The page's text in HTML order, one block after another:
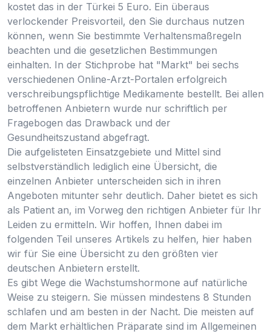
kostet das in der Türkei 5 Euro. Ein überaus
verlockender Preisvorteil, den Sie durchaus nutzen
können, wenn Sie bestimmte Verhaltensmaßregeln
beachten und die gesetzlichen Bestimmungen
einhalten. In der Stichprobe hat "Markt" bei sechs
verschiedenen Online-Arzt-Portalen erfolgreich
verschreibungspflichtige Medikamente bestellt. Bei allen
betroffenen Anbietern wurde nur schriftlich per
Fragebogen das Drawback und der
Gesundheitszustand abgefragt.
Die aufgelisteten Einsatzgebiete und Mittel sind
selbstverständlich lediglich eine Übersicht, die
einzelnen Anbieter unterscheiden sich in ihren
Angeboten mitunter sehr deutlich. Daher bietet es sich
als Patient an, im Vorweg den richtigen Anbieter für Ihr
Leiden zu ermitteln. Wir hoffen, Ihnen dabei im
folgenden Teil unseres Artikels zu helfen, hier haben
wir für Sie eine Übersicht zu den größten vier
deutschen Anbietern erstellt.
Es gibt Wege die Wachstumshormone auf natürliche
Weise zu steigern. Sie müssen mindestens 8 Stunden
schlafen und am besten in der Nacht. Die meisten auf
dem Markt erhältlichen Präparate sind im Allgemeinen